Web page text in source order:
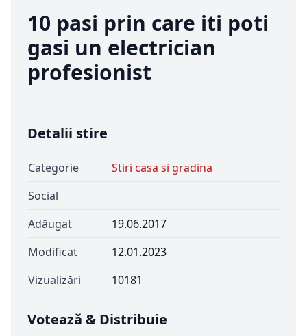
10 pasi prin care iti poti
gasi un electrician
profesionist
Detalii stire
Categorie
Stiri casa si gradina
Social
Adăugat
19.06.2017
Modificat
12.01.2023
Vizualizări
10181
Votează & Distribuie